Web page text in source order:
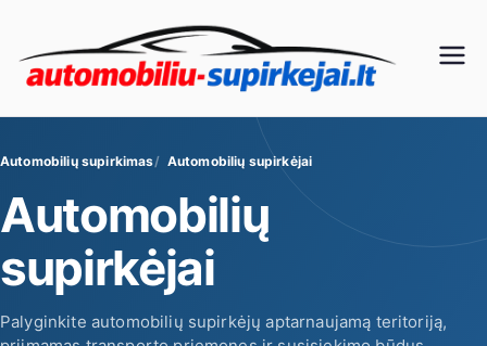
turinio
Au
bili
ų
Automobilių supirkimas Automobilių supirkėjai
Automobilių
supirkėjai
Palyginkite automobilių supirkėjų aptarnaujamą teritoriją,